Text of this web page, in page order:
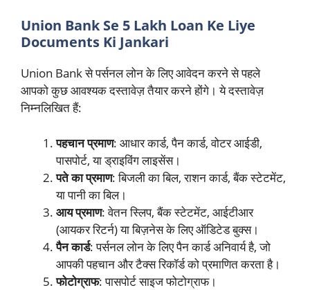
Union Bank Se 5 Lakh Loan Ke Liye
Documents Ki Jankari
Union Bank से पर्सनल लोन के लिए आवेदन करने से पहले
आपको कुछ आवश्यक दस्तावेज़ तैयार करने होंगे। ये दस्तावेज़
निम्नलिखित हैं:
पहचान प्रमाण: आधार कार्ड, पैन कार्ड, वोटर आईडी,
पासपोर्ट, या ड्राइविंग लाइसेंस।
पते का प्रमाण: बिजली का बिल, राशन कार्ड, बैंक स्टेटमेंट,
या पानी का बिल।
आय प्रमाण: वेतन स्लिप, बैंक स्टेटमेंट, आईटीआर
(आयकर रिटर्न) या बिज़नेस के लिए ऑडिटेड बुक्स।
पैन कार्ड: पर्सनल लोन के लिए पैन कार्ड अनिवार्य है, जो
आपकी पहचान और टैक्स रिकॉर्ड को प्रमाणित करता है।
फोटोग्राफ: पासपोर्ट साइज फोटोग्राफ।